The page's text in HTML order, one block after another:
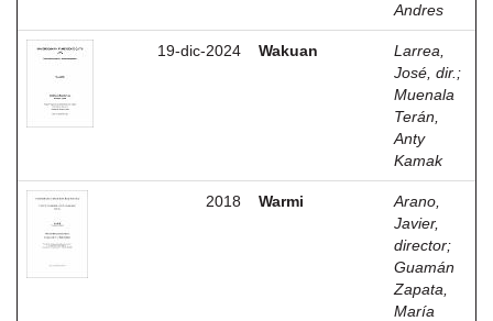
Andres
19-dic-2024 Wakuan
Larrea,
José, dir. ;
Muenala
Terán,
Anty
Kamak
2018 Warmi
Arano,
Javier,
director;
Guamán
Zapata,
María